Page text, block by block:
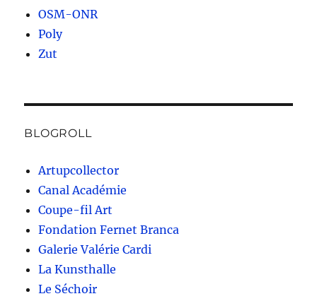
OSM-ONR
Poly
Zut
BLOGROLL
Artupcollector
Canal Académie
Coupe-fil Art
Fondation Fernet Branca
Galerie Valérie Cardi
La Kunsthalle
Le Séchoir